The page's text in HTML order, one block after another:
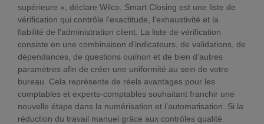
supérieure », déclare Wilco. Smart Closing est une liste de
vérification qui contrôle l'exactitude, l'exhaustivité et la
fiabilité de l'administration client. La liste de vérification
consiste en une combinaison d'indicateurs, de validations, de
dépendances, de questions oui/non et de bien d’autres
paramètres afin de créer une uniformité au sein de votre
bureau. Cela représente de réels avantages pour les
comptables et experts-comptables souhaitant franchir une
nouvelle étape dans la numérisation et l’automatisation. Si la
réduction du travail manuel grâce aux contrôles qualité